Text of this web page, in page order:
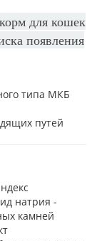
для кошек
появления
типа МКБ
путей
натрия -
камней